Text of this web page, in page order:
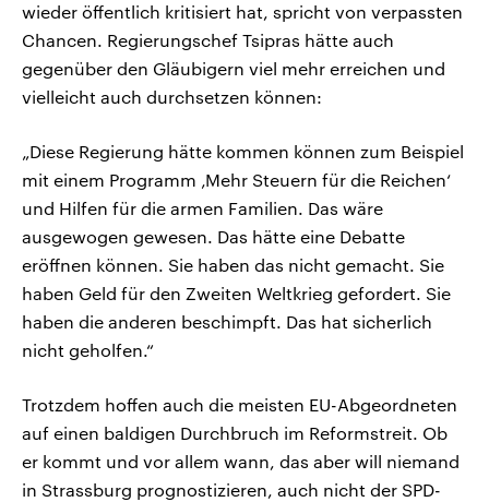
wieder öffentlich kritisiert hat, spricht von verpassten
Chancen. Regierungschef Tsipras hätte auch
gegenüber den Gläubigern viel mehr erreichen und
vielleicht auch durchsetzen können:
„Diese Regierung hätte kommen können zum Beispiel
mit einem Programm ‚Mehr Steuern für die Reichen‘
und Hilfen für die armen Familien. Das wäre
ausgewogen gewesen. Das hätte eine Debatte
eröffnen können. Sie haben das nicht gemacht. Sie
haben Geld für den Zweiten Weltkrieg gefordert. Sie
haben die anderen beschimpft. Das hat sicherlich
nicht geholfen.“
Trotzdem hoffen auch die meisten EU-Abgeordneten
auf einen baldigen Durchbruch im Reformstreit. Ob
er kommt und vor allem wann, das aber will niemand
in Strassburg prognostizieren, auch nicht der SPD-